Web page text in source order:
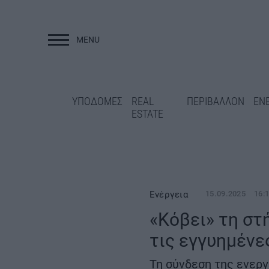
MENU
ΥΠΟΔΟΜΕΣ
REAL
ESTATE
ΠΕΡΙΒΑΛΛΟΝ
ΥΠΟΔΟΜΕΣ
χρηματοδότηση της ΔΕΘ-
HELEXPO για την ανάπλαση
Γρεβενά:
ασφαλτόστρωση
Ενέργεια 15.09.2025
«Κόβει» τη
τις
Τη σύνδεση της